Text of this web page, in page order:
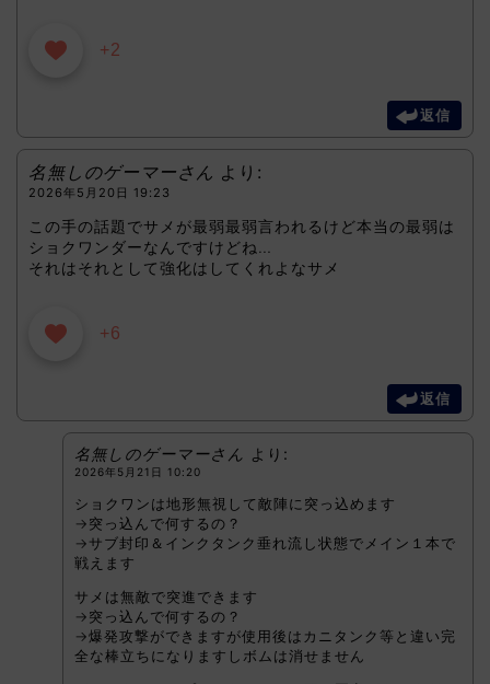
+2
返信
名無しのゲーマーさん より:
2026年5月20日 19:23
この手の話題でサメが最弱最弱言われるけど本当の最弱は
ショクワンダーなんですけどね…
それはそれとして強化はしてくれよなサメ
+6
返信
名無しのゲーマーさん より:
2026年5月21日 10:20
ショクワンは地形無視して敵陣に突っ込めます
→突っ込んで何するの？
→サブ封印＆インクタンク垂れ流し状態でメイン１本で
戦えます
サメは無敵で突進できます
→突っ込んで何するの？
→爆発攻撃ができますが使用後はカニタンク等と違い完
全な棒立ちになりますしボムは消せません